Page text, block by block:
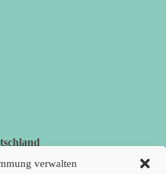
verwalten
„Nur die Impfung rettet
hätten fast mehr
mitgliedschaft/
06